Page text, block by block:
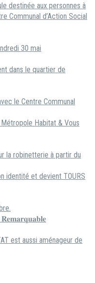
destinée aux personnes à
Communal d’Action Social
30 mai
dans le quartier de
le Centre Communal
Habitat & Vous
la robinetterie à partir du
identité et devient TOURS
𝐑𝐞𝐦𝐚𝐫𝐪𝐮𝐚𝐛𝐥𝐞
est aussi aménageur de